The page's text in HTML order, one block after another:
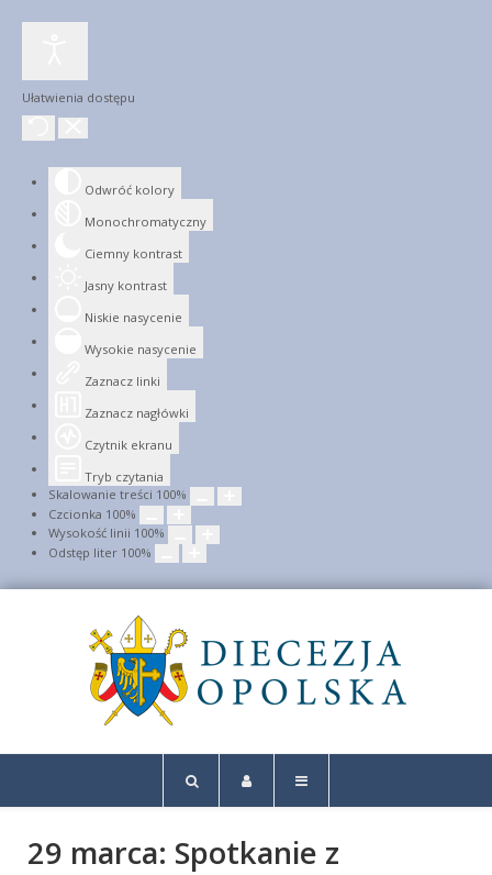
Ułatwienia dostępu
Odwróć kolory
Monochromatyczny
Ciemny kontrast
Jasny kontrast
Niskie nasycenie
Wysokie nasycenie
Zaznacz linki
Zaznacz nagłówki
Czytnik ekranu
Tryb czytania
Skalowanie treści 100%
Czcionka 100%
Wysokość linii 100%
Odstęp liter 100%
29 marca: Spotkanie z